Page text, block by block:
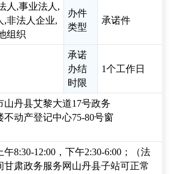
人,事业法人,
,非法人企业,
组织
办件
类型
承诺件
承诺
办结
时限
1个工作日
山丹县艾黎大道17号政务
不动产登记中心75-80号窗
8:30-12:00，下午2:30-6:00；（法
甘肃政务服务网山丹县子站可正常